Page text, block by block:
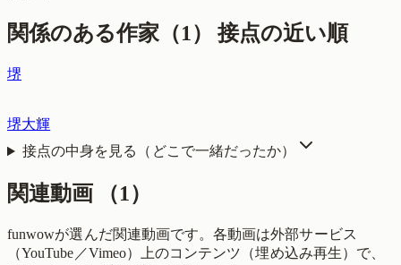
関係のある作家（1） 接点の近い順
堺
堺大輝
接点の中身を見る（どこで一緒だったか）
関連動画 （1）
funwowが選んだ関連動画です。各動画は外部サービス
（YouTube／Vimeo）上のコンテンツ（埋め込み再生）で、